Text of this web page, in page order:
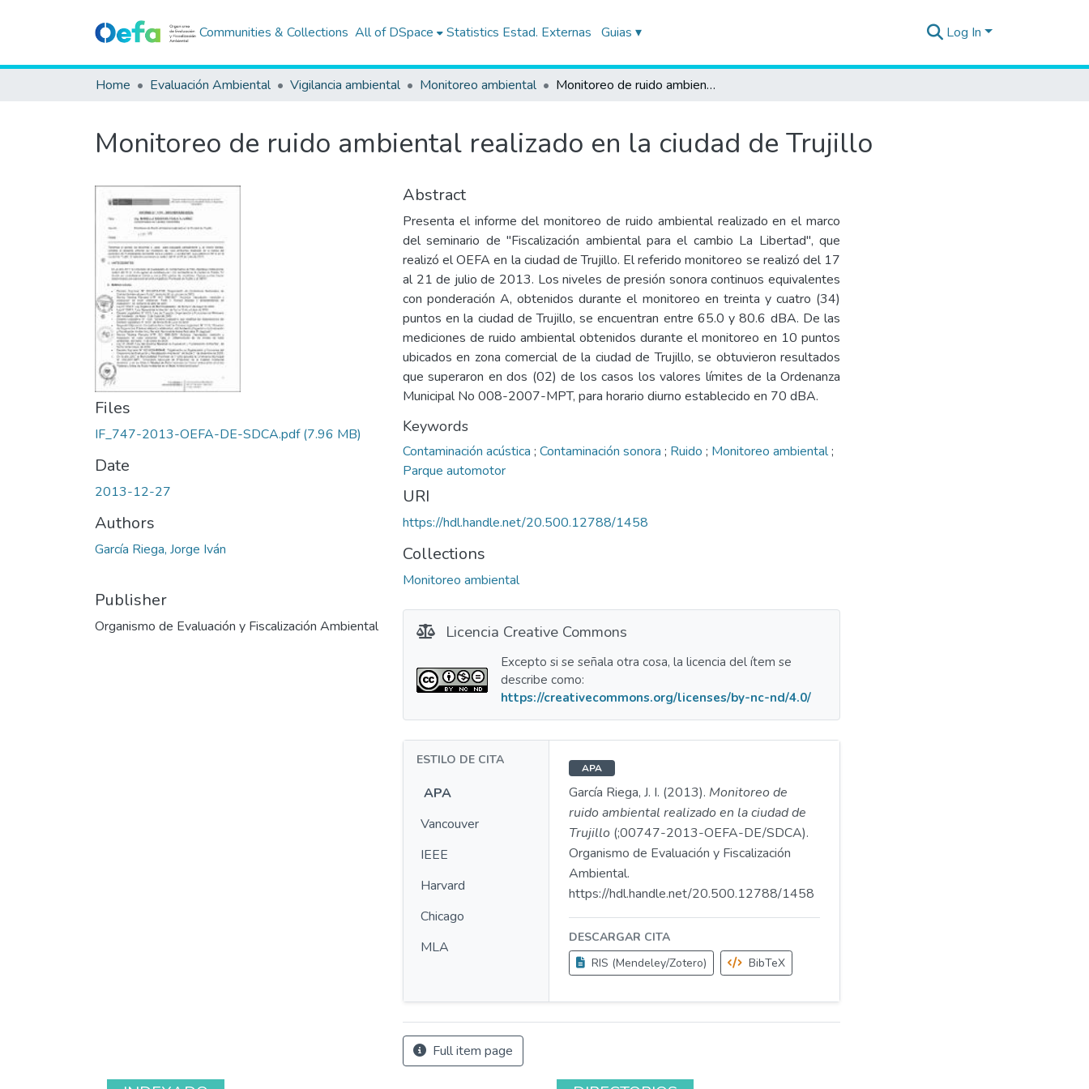
Communities & Collections All of DSpace Statistics Estad. Externas Guias ▾ Log In
Home Evaluación Ambiental Vigilancia ambiental Monitoreo ambiental Monitoreo de ruido ambiental realizado en la ciudad de Trujillo
Monitoreo de ruido ambiental realizado en la ciudad de Trujillo
Files
IF_747-2013-OEFA-DE-SDCA.pdf(7.96 MB)
Date
2013-12-27
Authors
García Riega, Jorge Iván
Publisher
Organismo de Evaluación y Fiscalización Ambiental
Abstract
Presenta el informe del monitoreo de ruido ambiental realizado en el marco
del seminario de "Fiscalización ambiental para el cambio La Libertad", que
realizó el OEFA en la ciudad de Trujillo. El referido monitoreo se realizó del 17
al 21 de julio de 2013. Los niveles de presión sonora continuos equivalentes
con ponderación A, obtenidos durante el monitoreo en treinta y cuatro (34)
puntos en la ciudad de Trujillo, se encuentran entre 65.0 y 80.6 dBA. De las
mediciones de ruido ambiental obtenidos durante el monitoreo en 10 puntos
ubicados en zona comercial de la ciudad de Trujillo, se obtuvieron resultados
que superaron en dos (02) de los casos los valores límites de la Ordenanza
Municipal No 008-2007-MPT, para horario diurno establecido en 70 dBA.
Keywords
Contaminación acústica ; Contaminación sonora ; Ruido ; Monitoreo ambiental;
Parque automotor
URI
https://hdl.handle.net/20.500.12788/1458
Collections
Monitoreo ambiental
Licencia Creative Commons
Excepto si se señala otra cosa, la licencia del ítem se
describe como:
https://creativecommons.org/licenses/by-nc-nd/4.0/
ESTILO DE CITA
APA
Vancouver
IEEE
Harvard
Chicago
MLA
APA
García Riega, J. I. (2013). Monitoreo de
ruido ambiental realizado en la ciudad de
Trujillo (;00747-2013-OEFA-DE/SDCA).
Organismo de Evaluación y Fiscalización
Ambiental.
https://hdl.handle.net/20.500.12788/1458
DESCARGAR CITA
RIS (Mendeley/Zotero)
BibTeX
Full item page